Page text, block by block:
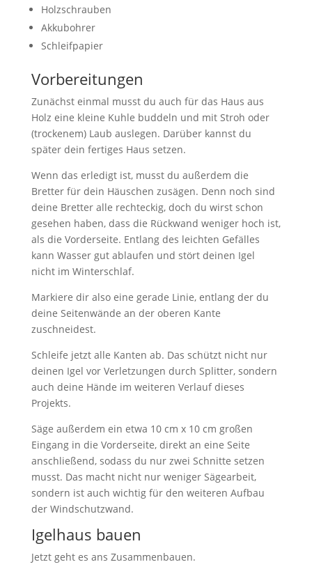
Holzschrauben
Akkubohrer
Schleifpapier
Vorbereitungen
Zunächst einmal musst du auch für das Haus aus
Holz eine kleine Kuhle buddeln und mit Stroh oder
(trockenem) Laub auslegen. Darüber kannst du
später dein fertiges Haus setzen.
Wenn das erledigt ist, musst du außerdem die
Bretter für dein Häuschen zusägen. Denn noch sind
deine Bretter alle rechteckig, doch du wirst schon
gesehen haben, dass die Rückwand weniger hoch ist,
als die Vorderseite. Entlang des leichten Gefälles
kann Wasser gut ablaufen und stört deinen Igel
nicht im Winterschlaf.
Markiere dir also eine gerade Linie, entlang der du
deine Seitenwände an der oberen Kante
zuschneidest.
Schleife jetzt alle Kanten ab. Das schützt nicht nur
deinen Igel vor Verletzungen durch Splitter, sondern
auch deine Hände im weiteren Verlauf dieses
Projekts.
Säge außerdem ein etwa 10 cm x 10 cm großen
Eingang in die Vorderseite, direkt an eine Seite
anschließend, sodass du nur zwei Schnitte setzen
musst. Das macht nicht nur weniger Sägearbeit,
sondern ist auch wichtig für den weiteren Aufbau
der Windschutzwand.
Igelhaus bauen
Jetzt geht es ans Zusammenbauen.